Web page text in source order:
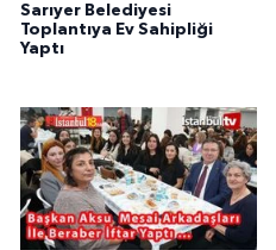
Sarıyer Belediyesi
Toplantıya Ev Sahipliği
Yaptı